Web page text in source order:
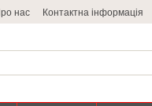
нас Контактна інформація